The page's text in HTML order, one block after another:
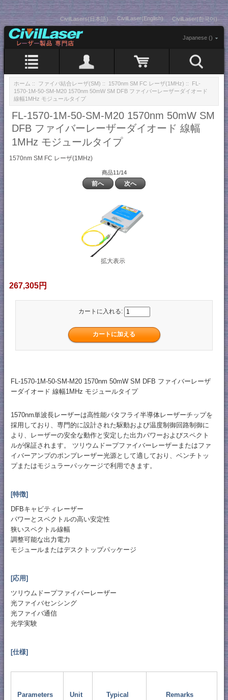
CivilLasers(日本語) CivilLaser(English) CivilLaser(한국어)
Japanese ()
ホーム :: ファイバ結合レーザ(SM) :: 1570nm SM FC レーザ(1MHz) :: FL-
1570-1M-50-SM-M20 1570nm 50mW SM DFB ファイバーレーザーダイオード
線幅1MHz モジュールタイプ
FL-1570-1M-50-SM-M20 1570nm 50mW SM
DFB ファイバーレーザーダイオード 線幅
1MHz モジュールタイプ
1570nm SM FC レーザ(1MHz)
商品11/14
前へ 次へ
拡大表示
267,305円
カートに入れる:
FL-1570-1M-50-SM-M20 1570nm 50mW SM DFB ファイバーレーザ
ーダイオード 線幅1MHz モジュールタイプ
1570nm単波長レーザーは高性能バタフライ半導体レーザーチップを
採用しており、専門的に設計された駆動および温度制御回路制御に
より、レーザーの安全な動作と安定した出力パワーおよびスペクト
ルが保証されます。 ツリウムドープファイバーレーザーまたはファ
イバーアンプのポンプレーザー光源として適しており、ベンチトッ
プまたはモジュラーパッケージで利用できます。
[特徴]
DFBキャビティレーザー
パワーとスペクトルの高い安定性
狭いスペクトル線幅
調整可能な出力電力
モジュールまたはデスクトップパッケージ
[応用]
ツリウムドープファイバーレーザー
光ファイバセンシング
光ファイバ通信
光学実験
[仕様]
Parameters Unit Typical Remarks